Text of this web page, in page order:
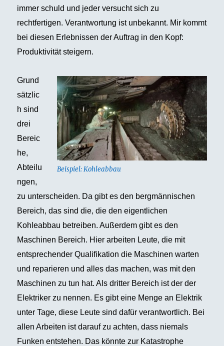
immer schuld und jeder versucht sich zu
rechtfertigen. Verantwortung ist unbekannt. Mir kommt
bei diesen Erlebnissen der Auftrag in den Kopf:
Produktivität steigern.
Beispiel: Kohleabbau
Grund
sätzlic
h sind
drei
Bereic
he,
Abteilu
ngen,
zu unterscheiden. Da gibt es den bergmännischen
Bereich, das sind die, die den eigentlichen
Kohleabbau betreiben. Außerdem gibt es den
Maschinen Bereich. Hier arbeiten Leute, die mit
entsprechender Qualifikation die Maschinen warten
und reparieren und alles das machen, was mit den
Maschinen zu tun hat. Als dritter Bereich ist der der
Elektriker zu nennen. Es gibt eine Menge an Elektrik
unter Tage, diese Leute sind dafür verantwortlich. Bei
allen Arbeiten ist darauf zu achten, dass niemals
Funken entstehen. Das könnte zur Katastrophe